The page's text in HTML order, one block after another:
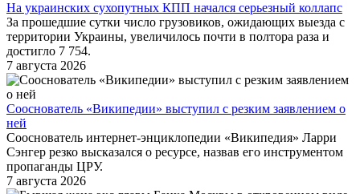
На украинских сухопутных КПП начался серьезный коллапс
За прошедшие сутки число грузовиков, ожидающих выезда с
территории Украины, увеличилось почти в полтора раза и
достигло 7 754.
7 августа 2026
Сооснователь «Википедии» выступил с резким заявлением о
ней
Сооснователь интернет-энциклопедии «Википедия» Ларри
Сэнгер резко высказался о ресурсе, назвав его инструментом
пропаганды ЦРУ.
7 августа 2026